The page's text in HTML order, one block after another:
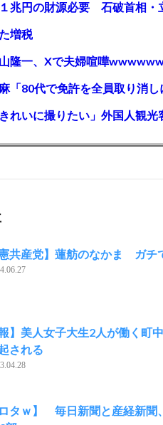
増税
山隆一、Xで夫婦喧嘩
憲共産党】蓮舫のなかま ガチ
報】美人女子大生2人が働く
される
ロタｗ】 毎日新聞と産経新